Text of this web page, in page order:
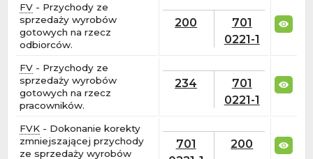
FV - Przychody ze
sprzedaży wyrobów
gotowych na rzecz
odbiorców.
200
701
0221-1
FV - Przychody ze
sprzedaży wyrobów
gotowych na rzecz
pracowników.
234
701
0221-1
FVK - Dokonanie korekty
zmniejszającej przychody
ze sprzedaży wyrobów
701
200